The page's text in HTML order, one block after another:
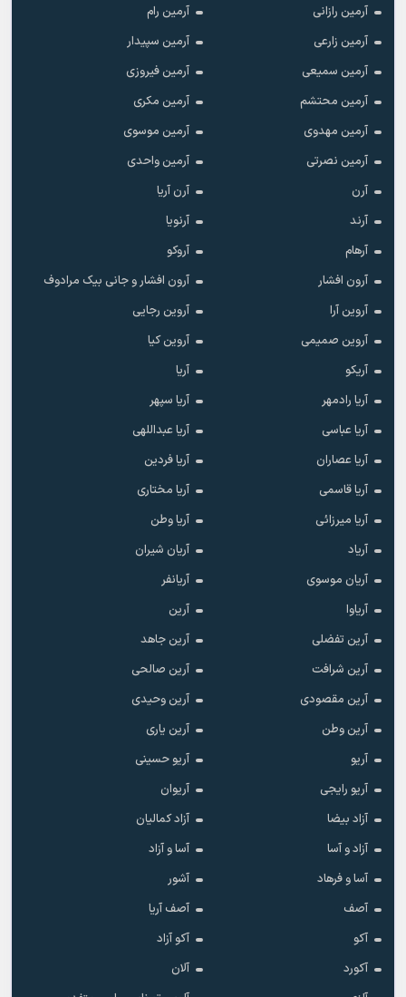
آرمین رازانی
آرمین رام
آرمین زارعی
آرمین سپیدار
آرمین سمیعی
آرمین فیروزی
آرمین محتشم
آرمین مکری
آرمین مهدوی
آرمین موسوی
آرمین نصرتی
آرمین واحدی
آرن
آرن آریا
آرند
آرنویا
آرهام
آروکو
آرون افشار
آرون افشار و جانی بیک مرادوف
آروین آرا
آروین رجایی
آروین صمیمی
آروین کیا
آریکو
آریا
آریا رادمهر
آریا سپهر
آریا عباسی
آریا عبداللهی
آریا عصاران
آریا فردین
آریا قاسمی
آریا مختاری
آریا میرزائی
آریا وطن
آریاد
آریان شیران
آریان موسوی
آریانفر
آریاوا
آرین
آرین تفضلی
آرین جاهد
آرین شرافت
آرین صالحی
آرین مقصودی
آرین وحیدی
آرین وطن
آرین یاری
آریو
آریو حسینی
آریو رایجی
آریوان
آزاد بیضا
آزاد کمالیان
آزاد و آسا
آسا و آزاد
آسا و فرهاد
آشور
آصف
آصف آریا
آکو
آکو آزاد
آکورد
آلان